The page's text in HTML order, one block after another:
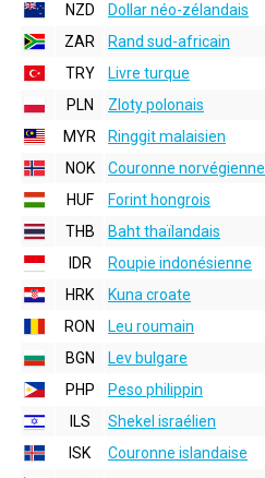
NZD
Dollar néo-zélandais
ZAR
Rand sud-africain
TRY
Livre turque
PLN
Zloty polonais
MYR
Ringgit malaisien
NOK
Couronne norvégienne
HUF
Forint hongrois
THB
Baht thaïlandais
IDR
Roupie indonésienne
HRK
Kuna croate
RON
Leu roumain
BGN
Lev bulgare
PHP
Peso philippin
ILS
Shekel israélien
ISK
Couronne islandaise